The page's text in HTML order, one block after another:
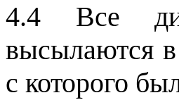
4.4 Все
высылаются
с которого